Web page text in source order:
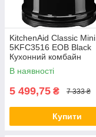
KitchenAid Classic Mini
5KFC3516 EOB Black
Кухонний комбайн
В наявності
5 499,75 ₴ 7 333 ₴
Купити